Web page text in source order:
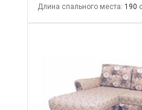
Длина спального места: 190